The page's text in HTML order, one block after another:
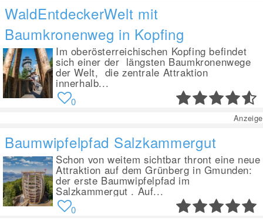
WaldEntdeckerWelt mit
Baumkronenweg in Kopfing
Im oberösterreichischen Kopfing befindet
sich einer der längsten Baumkronenwege
der Welt, die zentrale Attraktion
innerhalb...
0
Anzeige
Baumwipfelpfad Salzkammergut
Schon von weitem sichtbar thront eine neue
Attraktion auf dem Grünberg in Gmunden:
der erste Baumwipfelpfad im
Salzkammergut . Auf...
0